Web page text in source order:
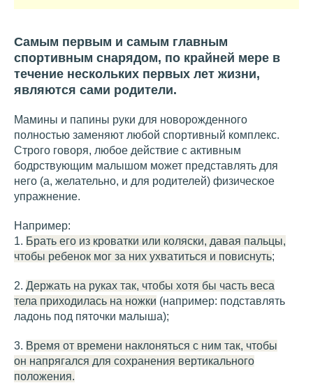
Самым первым и самым главным
спортивным снарядом, по крайней мере в
течение нескольких первых лет жизни,
являются сами родители.
Мамины и папины руки для новорожденного
полностью заменяют любой спортивный комплекс.
Строго говоря, любое действие с активным
бодрствующим малышом может представлять для
него (а, желательно, и для родителей) физическое
упражнение.
Например:
1. Брать его из кроватки или коляски, давая пальцы,
чтобы ребенок мог за них ухватиться и повиснуть;
2. Держать на руках так, чтобы хотя бы часть веса
тела приходилась на ножки (например: подставлять
ладонь под пяточки малыша);
3. Время от времени наклоняться с ним так, чтобы
он напрягался для сохранения вертикального
положения.